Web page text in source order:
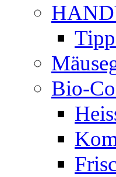
Bio-